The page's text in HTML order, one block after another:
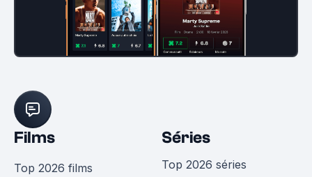
Films
Top 2026 films
Séries
Top 2026 séries